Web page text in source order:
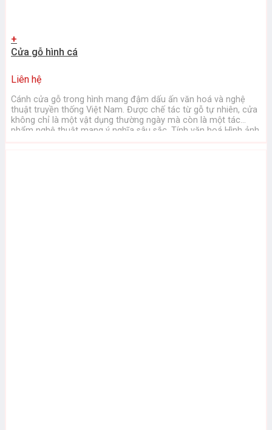
+
Cửa gỗ hình cá
Liên hệ
Cánh cửa gỗ trong hình mang đậm dấu ấn văn hoá và nghệ
thuật truyền thống Việt Nam. Được chế tác từ gỗ tự nhiên, cửa
không chỉ là một vật dụng thường ngày mà còn là một tác
phẩm nghệ thuật mang ý nghĩa sâu sắc. Tính văn hoá Hình ảnh